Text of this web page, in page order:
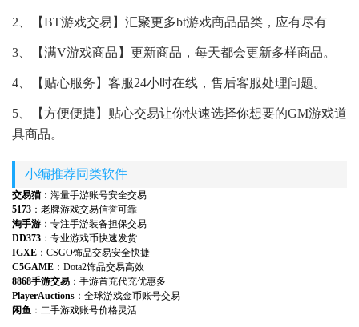
2、【BT游戏交易】汇聚更多bt游戏商品品类，应有尽有
3、【满V游戏商品】更新商品，每天都会更新多样商品。
4、【贴心服务】客服24小时在线，售后客服处理问题。
5、【方便便捷】贴心交易让你快速选择你想要的GM游戏道
具商品。
小编推荐同类软件
交易猫：海量手游账号安全交易
5173 ：老牌游戏交易信誉可靠
淘手游 ：专注手游装备担保交易
DD373 ：专业游戏币快速发货
IGXE ：CSGO饰品交易安全快捷
C5GAME ：Dota2饰品交易高效
8868手游交易 ：手游首充代充优惠多
PlayerAuctions ：全球游戏金币账号交易
闲鱼 ：二手游戏账号价格灵活